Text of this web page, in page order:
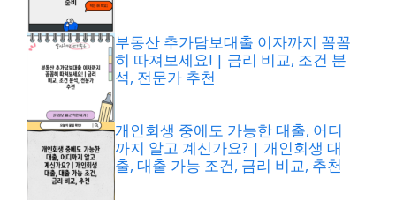
부동산 추가담보대출 이자까지 꼼꼼
히 따져보세요! | 금리 비교, 조건 분
석, 전문가 추천
개인회생 중에도 가능한 대출, 어디
까지 알고 계신가요? | 개인회생 대
출, 대출 가능 조건, 금리 비교, 추천